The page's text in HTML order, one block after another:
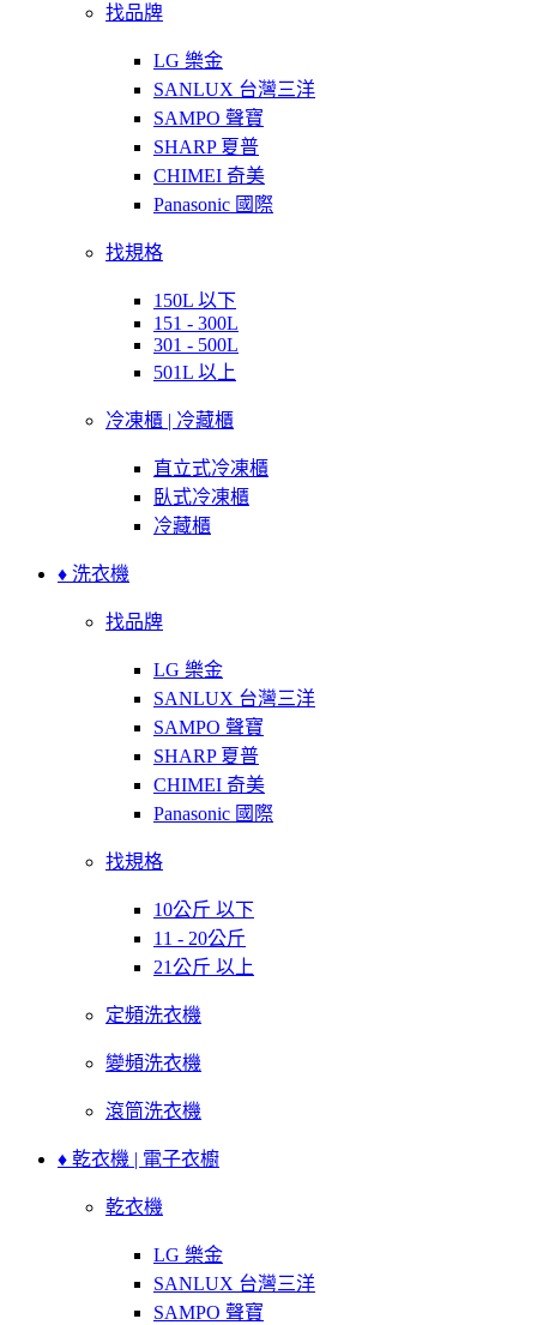
找品牌
LG 樂金
SANLUX 台灣三洋
SAMPO 聲寶
SHARP 夏普
CHIMEI 奇美
Panasonic 國際
找規格
150L 以下
151 - 300L
301 - 500L
501L 以上
冷凍櫃 | 冷藏櫃
直立式冷凍櫃
臥式冷凍櫃
冷藏櫃
♦ 洗衣機
找品牌
LG 樂金
SANLUX 台灣三洋
SAMPO 聲寶
SHARP 夏普
CHIMEI 奇美
Panasonic 國際
找規格
10公斤 以下
11 - 20公斤
21公斤 以上
定頻洗衣機
變頻洗衣機
滾筒洗衣機
♦ 乾衣機 | 電子衣櫥
乾衣機
LG 樂金
SANLUX 台灣三洋
SAMPO 聲寶